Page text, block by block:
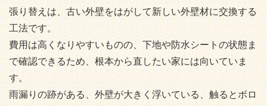
張り替えは、古い外壁をはがして新しい外壁材に交換する
工法です。
費用は高くなりやすいものの、下地や防水シートの状態ま
で確認できるため、根本から直したい家には向いていま
す。
雨漏りの跡がある、外壁が大きく浮いている、触るとボロ